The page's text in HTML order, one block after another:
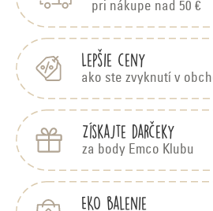
pri nákupe nad 50 €
Lepšie ceny
ako ste zvyknutí v
Získajte darčeky
za body Emco Klubu
EKO balenie